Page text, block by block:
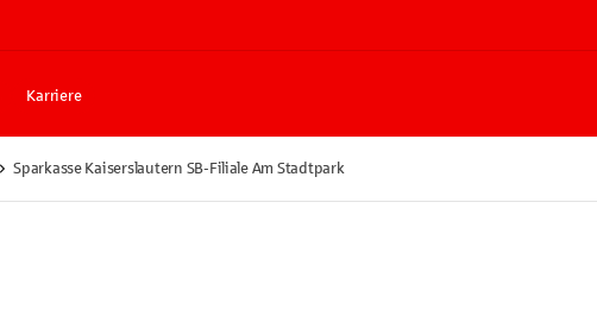
Karriere
Sparkasse Kaiserslautern SB-Filiale Am Stadtpark